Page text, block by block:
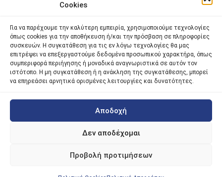
Cookies
Για να παρέχουμε την καλύτερη εμπειρία, χρησιμοποιούμε τεχνολογίες
όπως cookies για την αποθήκευση ή/και την πρόσβαση σε πληροφορίες
συσκευών. Η συγκατάθεση για τις εν λόγω τεχνολογίες θα μας
επιτρέψει να επεξεργαστούμε δεδομένα προσωπικού χαρακτήρα, όπως
συμπεριφορά περιήγησης ή μοναδικά αναγνωριστικά σε αυτόν τον
ιστότοπο. Η μη συγκατάθεση ή η ανάκληση της συγκατάθεσης, μπορεί
να επηρεάσει αρνητικά ορισμένες λειτουργίες και δυνατότητες.
Αποδοχή
Δεν αποδέχομαι
Προβολή προτιμήσεων
περιορισμό. Η είσοδος του κοινού ειδικά στο γραφείο του
15.00. Η εξυπηρέτηση του κοινού πραγματοποιείται βάσει των
παγίων ισχυουσών διατάξεων. Για την αποφυγή συνωστισμού
εντός του εσωτερικού χώρου εξυπηρέτησης και αναμονής του
κοινού, η εξυπηρέτησή του δύναται να πραγματοποιείται κατόπιν
προγραμματισμένου ραντεβού.
| iky.gr | All Rights Reserved
Designed and Developed by ACM Digital